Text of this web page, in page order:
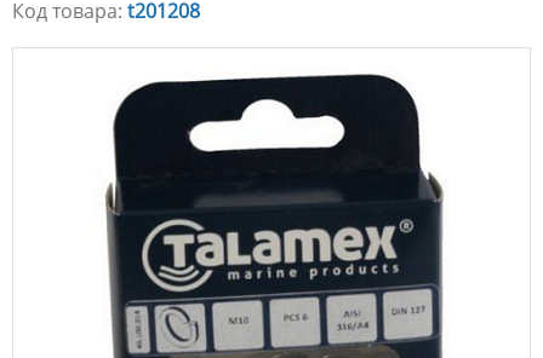
Код товара: t201208